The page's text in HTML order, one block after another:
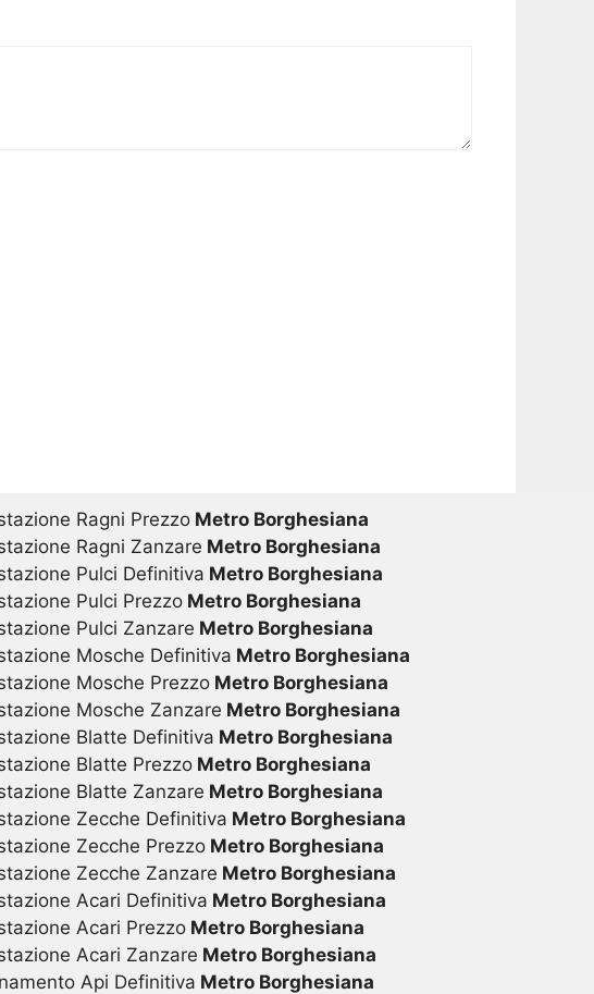
Ragni Prezzo Metro Borghesiana
Ragni Zanzare Metro Borghesiana
Pulci Definitiva Metro Borghesiana
Pulci Prezzo Metro Borghesiana
Pulci Zanzare Metro Borghesiana
Mosche Definitiva Metro Borghesiana
Mosche Prezzo Metro Borghesiana
Mosche Zanzare Metro Borghesiana
Blatte Definitiva Metro Borghesiana
Blatte Prezzo Metro Borghesiana
Blatte Zanzare Metro Borghesiana
Zecche Definitiva Metro Borghesiana
Zecche Prezzo Metro Borghesiana
Zecche Zanzare Metro Borghesiana
Acari Definitiva Metro Borghesiana
Acari Prezzo Metro Borghesiana
Acari Zanzare Metro Borghesiana
Api Definitiva Metro Borghesiana